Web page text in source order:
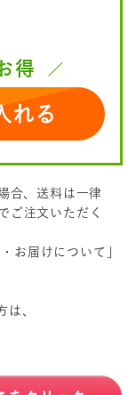
得
れる
合、送料は一律
ご注文いただく
お届けについて」
は、